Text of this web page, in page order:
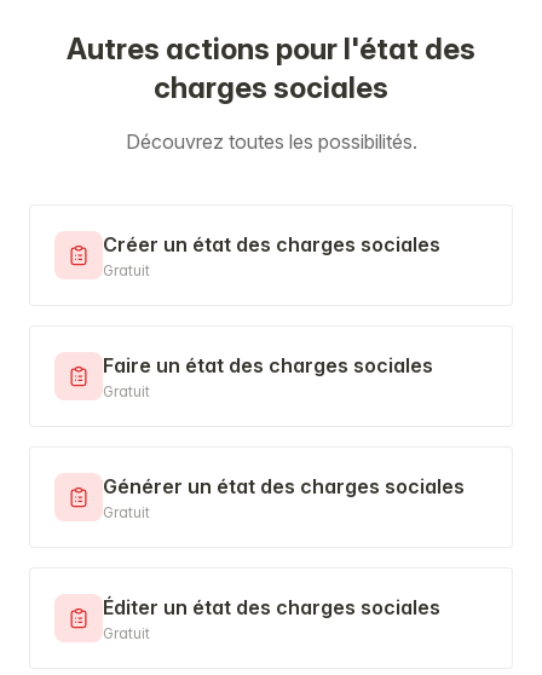
Autres actions pour l'état des
charges sociales
Découvrez toutes les possibilités.
Créer un état des charges sociales
Gratuit
Faire un état des charges sociales
Gratuit
Générer un état des charges sociales
Gratuit
Éditer un état des charges sociales
Gratuit